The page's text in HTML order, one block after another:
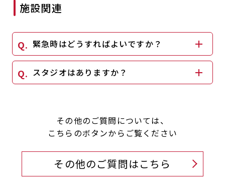
施設関連
緊急時はどうすればよいですか？
スタジオはありますか？
その他のご質問については、
こちらのボタンからご覧ください
その他のご質問はこちら